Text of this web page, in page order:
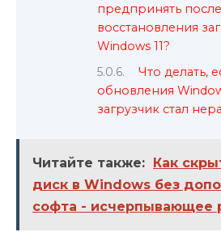
предпринять после
восстановления
Windows 11?
Что делать,
обновления
загрузчик стал
Читайте также:
Как
диск в Windows без
софта - исчерпывающее